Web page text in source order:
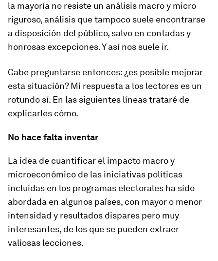
la mayoría no resiste un análisis macro y micro
riguroso, análisis que tampoco suele encontrarse
a disposición del público, salvo en contadas y
honrosas excepciones. Y así nos suele ir.
Cabe preguntarse entonces: ¿es posible mejorar
esta situación? Mi respuesta a los lectores es un
rotundo sí. En las siguientes líneas trataré de
explicarles cómo.
No hace falta inventar
La idea de cuantificar el impacto macro y
microeconómico de las iniciativas políticas
incluidas en los programas electorales ha sido
abordada en algunos países, con mayor o menor
intensidad y resultados dispares pero muy
interesantes, de los que se pueden extraer
valiosas lecciones.